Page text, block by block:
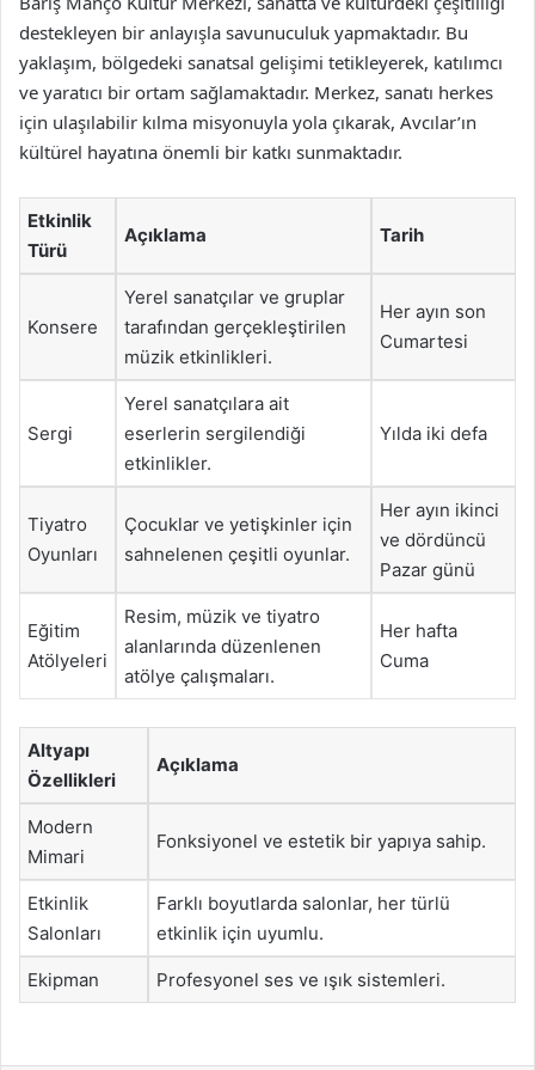
destekleyen bir anlayışla savunuculuk yapmaktadır. Bu
yaklaşım, bölgedeki sanatsal gelişimi tetikleyerek, katılımcı
ve yaratıcı bir ortam sağlamaktadır. Merkez, sanatı herkes
için ulaşılabilir kılma misyonuyla yola çıkarak, Avcılar’ın
kültürel hayatına önemli bir katkı sunmaktadır.
Etkinlik
Türü
Açıklama Tarih
Konsere
Yerel sanatçılar ve gruplar
tarafından gerçekleştirilen
müzik etkinlikleri.
Her ayın son
Cumartesi
Sergi
Yerel sanatçılara ait
eserlerin sergilendiği
etkinlikler.
Yılda iki defa
Tiyatro
Oyunları
Çocuklar ve yetişkinler için
sahnelenen çeşitli oyunlar.
Her ayın ikinci
ve dördüncü
Pazar günü
Eğitim
Atölyeleri
Resim, müzik ve tiyatro
alanlarında düzenlenen
atölye çalışmaları.
Her hafta
Cuma
Altyapı
Özellikleri
Açıklama
Modern
Mimari
Fonksiyonel ve estetik bir yapıya sahip.
Etkinlik
Salonları
Farklı boyutlarda salonlar, her türlü
etkinlik için uyumlu.
Ekipman Profesyonel ses ve ışık sistemleri.